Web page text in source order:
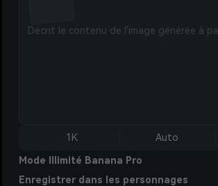
1K Auto
Mode Illimité Banana Pro
Enregistrer dans les personnages